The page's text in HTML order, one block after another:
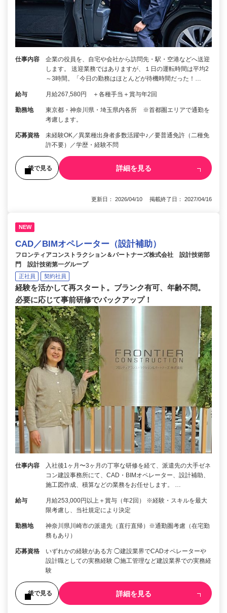
仕事内容
企業の役員を、自宅や会社から訪問先・駅・空港などへ送迎
します。 送迎業務ではありますが、１日の運転時間は平均2
～3時間。「今日の勤務はほとんどが待機時間だった！…
給与 月給267,580円 ＋各種手当＋賞与年2回
勤務地
東京都・神奈川県・埼玉県内各所 ※首都圏エリアで通勤を
考慮します。
応募資格
未経験OK／異業種出身者多数活躍中♪／要普通免許（二種免
許不要）／学歴・経験不問
後で見る 詳細を見る
更新日： 2026/04/10 掲載終了日： 2027/04/16
NEW
CAD／BIMオペレーター（設計補助）
フロンティアコンストラクション＆パートナーズ株式会社 設計技術部
門 設計技術第一グループ
正社員 契約社員
経験を活かして再スタート。ブランク有可、年齢不問。
必要に応じて事前研修でバックアップ！
仕事内容
入社後1ヶ月〜3ヶ月の丁寧な研修を経て、派遣先の大手ゼネ
コン建設事務所にて、CAD・BIMオペレーター、設計補助、
施工図作成、積算などの業務をお任せします。 …
給与
月給253,000円以上＋賞与（年2回） ※経験・スキルを最大
限考慮し、当社規定により決定
勤務地
神奈川県川崎市の派遣先（直行直帰）※通勤圏考慮（在宅勤
務もあり）
応募資格
いずれかの経験がある方 ◯建設業界でCADオペレーターや
設計職としての実務経験 ◯施工管理など建設業界での実務経
験
後で見る 詳細を見る